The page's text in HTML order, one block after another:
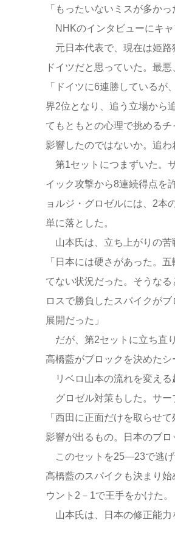
「もったいないミスが多かっ
NHKのインタビューにキャ
元日本代表で、現在は姫路
ドイツだと思っていた。最
「ドイツに6連勝している
界2位となり、追う立場から
てもともとの心理で挑める
影響したのではないか。追わ
第1セットにつまずいた。
イック攻撃から8連続得点を
ョルジ・グロゼルには、2本
単に落とした。
山本氏は、立ち上がりの苦
「日本には硬さがあった。
てない状況だった。そうな
ロスで勝負したスパイクが
展開だった」
だが、第2セットに立ち直
高橋藍がブロックを決めた
リベロ山本の流れを変える
グロゼル対策もした。サー
「西田に正面だけを取らせ
影響が出るもの。日本のブロ
このセットを25―23で逃げ
高橋藍のスパイクも決まり
ウント2－1で王手をかけた。
山本氏は、日本の修正能力